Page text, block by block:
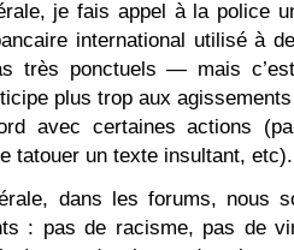
je fais appel à la police
international utilisé à
très ponctuels — mais
plus trop aux
avec certaines actions
tatouer un texte insultant, etc).
dans les forums, nous
: pas de racisme, pas de